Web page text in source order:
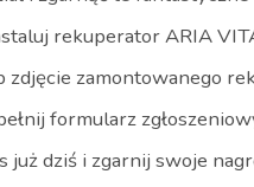
rekuperator ARIA
zdjęcie zamontowanego
formularz
już dziś i zgarnij swoje